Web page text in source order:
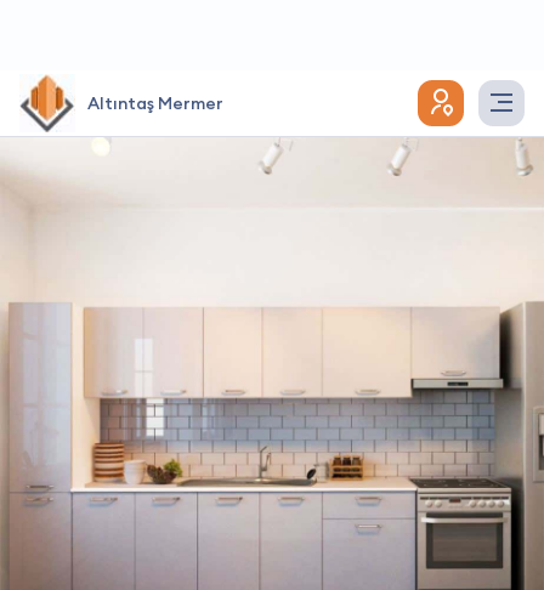
Altıntaş Mermer